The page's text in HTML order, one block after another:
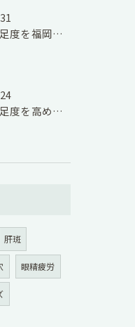
エステの満足度を福岡県福岡市宮若市で徹底比較しコスパと口コミから選ぶ方法
エステの満足度を高める選び方と効果実感のための具体的ポイント
肝斑
眼精疲労